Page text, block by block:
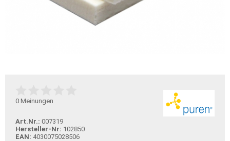
0 Meinungen
Art.Nr.: 007319
Hersteller-Nr: 102850
EAN: 4030075028506